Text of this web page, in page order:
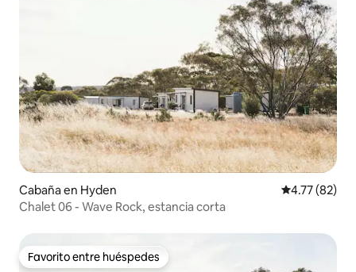
Cabaña en Hyden Calificación
4.77 (82)
Chalet 06 - Wave Rock, estancia corta
Favorito entre huéspedes
Favorito entre huéspedes